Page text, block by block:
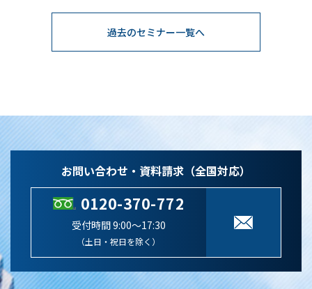
過去のセミナー一覧へ
お問い合わせ・資料請求（全国対応）
0120-370-772
受付時間 9:00～17:30
（土日・祝日を除く）